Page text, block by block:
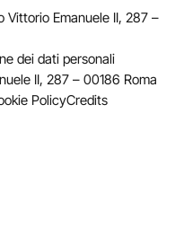
Vittorio Emanuele II, 287 –
dei dati personali
II, 287 – 00186 Roma
PolicyCredits